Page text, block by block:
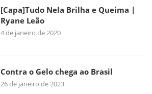
[Capa]Tudo Nela Brilha e Queima |
Ryane Leão
4 de janeiro de 2020
Contra o Gelo chega ao Brasil
26 de janeiro de 2023